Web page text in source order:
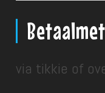
via tikkie of